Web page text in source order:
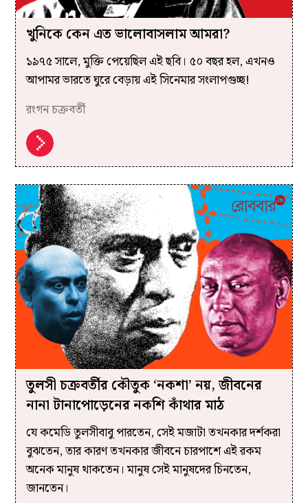
খুনিকে কেন এত ভালোবাসলাম আমরা?
১৯৭৫ সালে, মুক্তি পেয়েছিল এই ছবি। ৫০ বছর হল, এখনও
আপামর ভারতে ঘুরে বেড়ায় এই সিনেমার সংলাপগুচ্ছ!
রংগন চক্রবর্তী
তুলসী চক্রবর্তীর কৌতুক ‘নকশা’ নয়, জীবনের
নানা টানাপোড়েনের নকশি কাঁথার মাঠ
যে কমেডি তুলসীবাবু পারতেন, সেই মজাটা তখনকার দর্শকরা
বুঝতেন, তার কারণ তখনকার জীবনে চারপাশে এই রকম
অনেক মানুষ থাকতেন। মানুষ সেই মানুষদের চিনতেন,
জানতেন।